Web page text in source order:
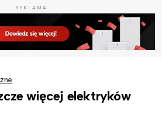
REKLAMA
więcej elektryków